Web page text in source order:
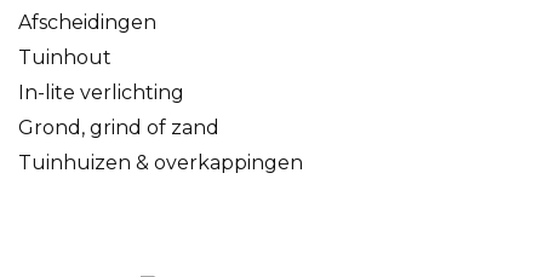
Afscheidingen
Tuinhout
In-lite verlichting
Grond, grind of zand
Tuinhuizen & overkappingen